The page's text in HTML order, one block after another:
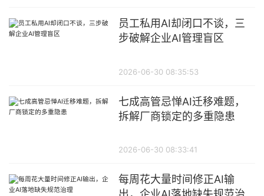
员工私用AI却闭口不谈，三
步破解企业AI管理盲区
2026-06-30 08:35:53
七成高管忌惮AI迁移难题，
拆解厂商锁定的多重隐患
2026-06-30 08:33:41
每周花大量时间修正AI输